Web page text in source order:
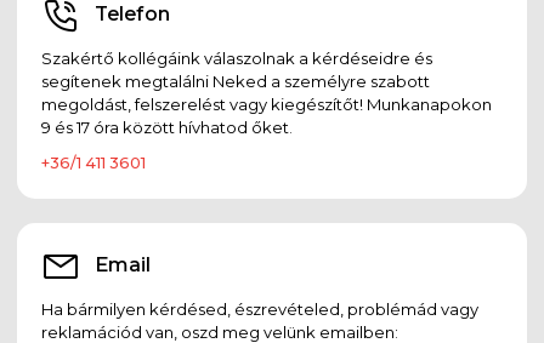
Telefon
Szakértő kollégáink válaszolnak a kérdéseidre és
segítenek megtalálni Neked a személyre szabott
megoldást, felszerelést vagy kiegészítőt! Munkanapokon
9 és 17 óra között hívhatod őket.
+36/1 411 3601
Email
Ha bármilyen kérdésed, észrevételed, problémád vagy
reklamációd van, oszd meg velünk emailben: